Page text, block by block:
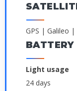
GPS | Galileo
BATTERY
Light usage
24 days